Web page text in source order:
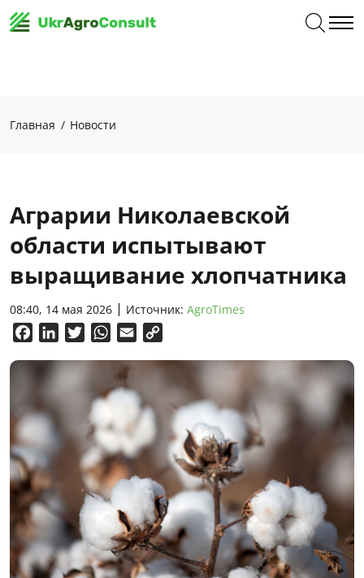
Главная Новости
Аграрии Николаевской
области испытывают
выращивание хлопчатника
08:40, 14 мая 2026 Источник: AgroTimes
FacebookLinkedInTwitterWhatsApp
Email